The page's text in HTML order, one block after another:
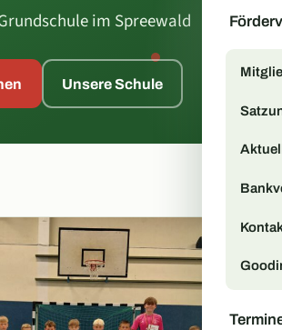
im Spreewald
Unsere Schule